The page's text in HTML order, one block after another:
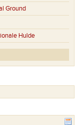
Ground
Hulde